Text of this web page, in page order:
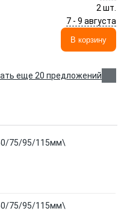
2 шт.
7 - 9 августа
В корзину
еще 20 предложений
75/95/115мм\
75/95/115мм\